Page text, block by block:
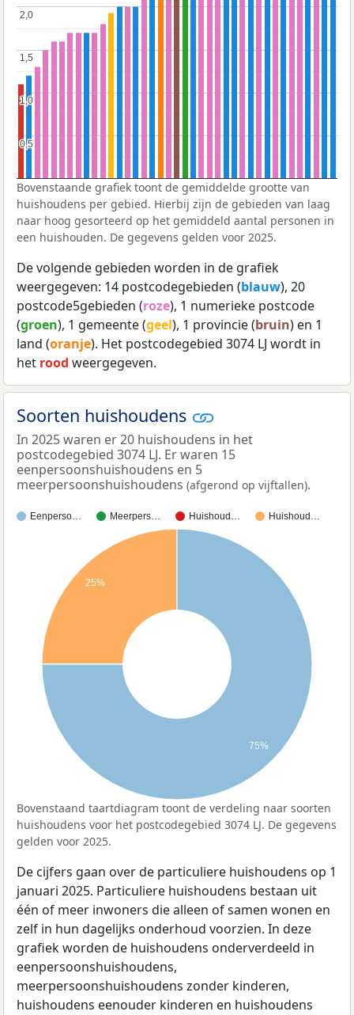
0,5
0,5
1,0
1,0
1,5
1,5
2,0
2,0
Bovenstaande grafiek toont de gemiddelde grootte van
huishoudens per gebied. Hierbij zijn de gebieden van laag
naar hoog gesorteerd op het gemiddeld aantal personen in
een huishouden. De gegevens gelden voor 2025.
De volgende gebieden worden in de grafiek
weergegeven: 14 postcodegebieden (blauw), 20
postcode5gebieden (roze), 1 numerieke postcode
(groen), 1 gemeente (geel), 1 provincie (bruin) en 1
land (oranje). Het postcodegebied 3074 LJ wordt in
het rood weergegeven.
Soorten huishoudens
In 2025 waren er 20 huishoudens in het
postcodegebied 3074 LJ. Er waren 15
eenpersoonshuishoudens en 5
meerpersoonshuishoudens (afgerond op vijftallen).
Eenperso… Meerpers… Huishoud… Huishoud…
25%
75%
Bovenstaand taartdiagram toont de verdeling naar soorten
huishoudens voor het postcodegebied 3074 LJ. De gegevens
gelden voor 2025.
De cijfers gaan over de particuliere huishoudens op 1
januari 2025. Particuliere huishoudens bestaan uit
één of meer inwoners die alleen of samen wonen en
zelf in hun dagelijks onderhoud voorzien. In deze
grafiek worden de huishoudens onderverdeeld in
eenpersoonshuishoudens,
meerpersoonshuishoudens zonder kinderen,
huishoudens eenouder kinderen en huishoudens